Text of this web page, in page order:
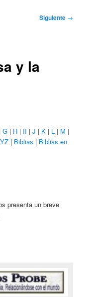
Siguiente →
y la
|G | H | II |J | K | L | M |
| Biblias | Biblias en
presenta un breve